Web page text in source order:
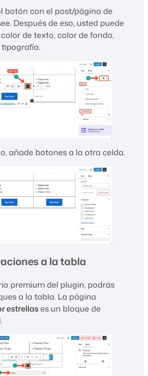
botón con el post/página de
Después de eso, usted puede
de texto, color de fondo,
tipografía.
añade botones a la otra celda.
a la tabla
premium del plugin, podrás
a la tabla. La página
estrellases un bloque de